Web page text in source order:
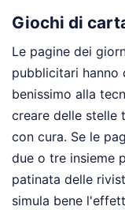
Giochi di
Le pagine dei
pubblicitari hanno
benissimo alla
creare delle stelle
con cura. Se le
due o tre insieme
patinata delle
simula bene